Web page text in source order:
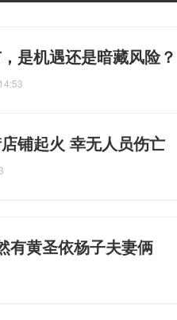
是机遇还是暗藏风险？
铺起火 幸无人员伤亡
有黄圣依杨子夫妻俩